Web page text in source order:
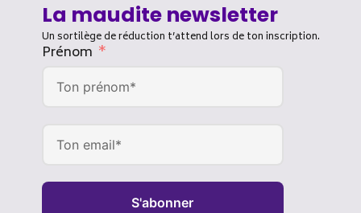
La maudite newsletter
Un sortilège de réduction t’attend lors de ton inscription.
Prénom
S'abonner